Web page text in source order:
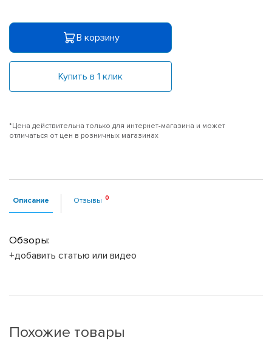
В корзину
Купить в 1 клик
*Цена действительна только для интернет-магазина и может
отличаться от цен в розничных магазинах
Описание Отзывы
Обзоры:
+добавить статью или видео
Похожие товары